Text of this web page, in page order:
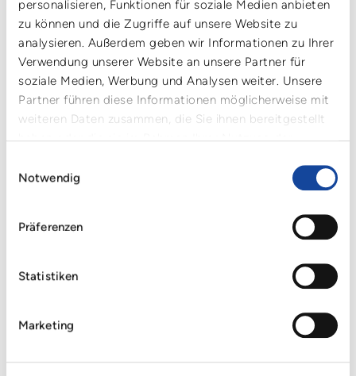
personalisieren, Funktionen für soziale Medien anbieten
zu können und die Zugriffe auf unsere Website zu
analysieren. Außerdem geben wir Informationen zu Ihrer
Verwendung unserer Website an unsere Partner für
soziale Medien, Werbung und Analysen weiter. Unsere
Partner führen diese Informationen möglicherweise mit
weiteren Daten zusammen, die Sie ihnen bereitgestellt
Notwendig
Präferenzen
Statistiken
Marketing
Cartonplast UK Ltd.
Unit 3B
Watervole Way
Doncaster DN4 5JP
+44 (1302) 323 054
info@cartonplast.co.uk
Poolplaca Portuguesa de Plásticos, lda
3090-380, Figueira da Foz
Cartonplast Ibérica S.L.U. / Parla
Calle Bruselas, 7